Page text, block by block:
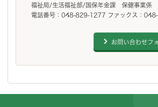
福祉局/生活福祉部/国保年金課 保健事業係
電話番号：048-829-1277 ファックス：
お問い合わせフ